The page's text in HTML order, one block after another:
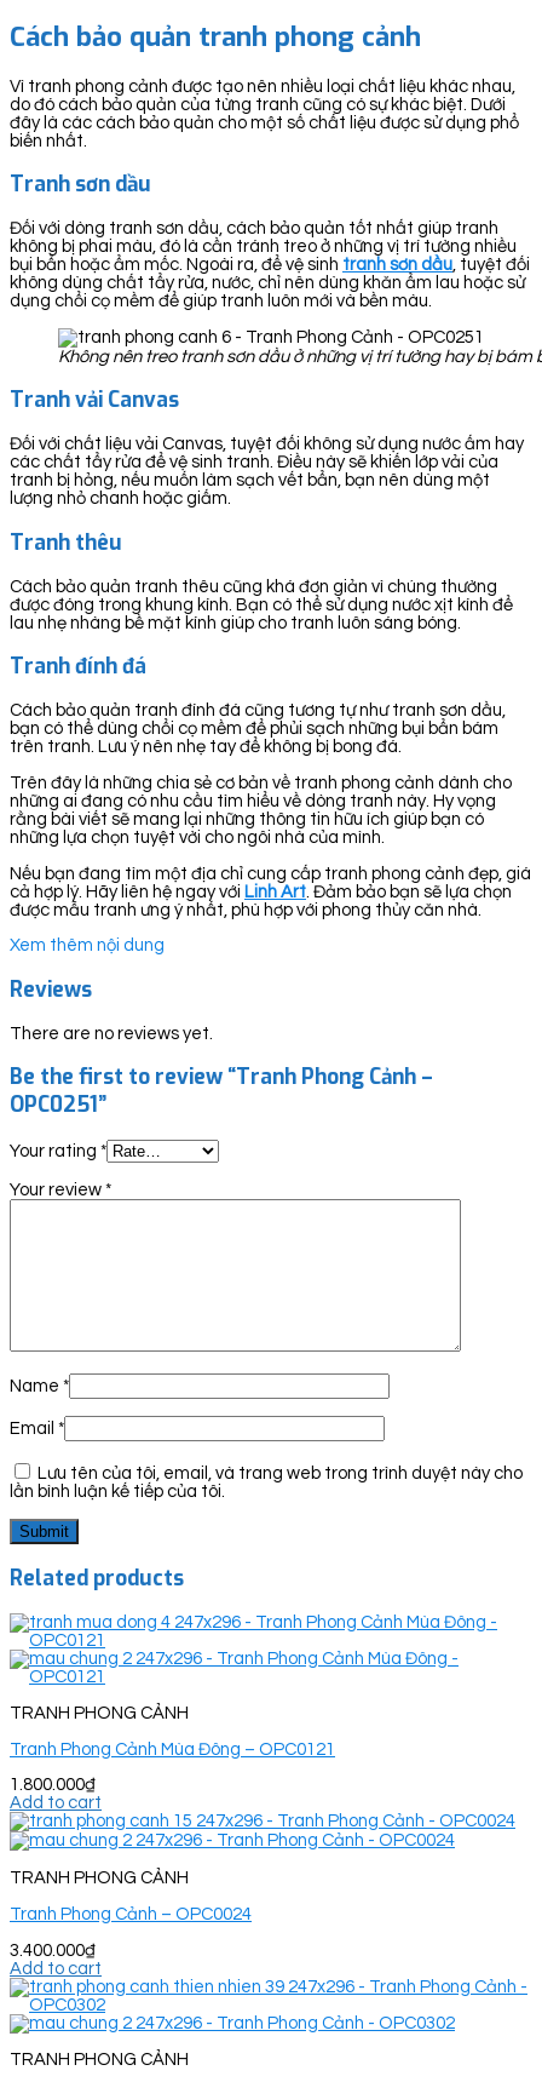
Cách bảo quản tranh phong cảnh
Vì tranh phong cảnh được tạo nên nhiều loại chất liệu khác nhau,
do đó cách bảo quản của từng tranh cũng có sự khác biệt. Dưới
đây là các cách bảo quản cho một số chất liệu được sử dụng phổ
biến nhất.
Tranh sơn dầu
Đối với dòng tranh sơn dầu, cách bảo quản tốt nhất giúp tranh
không bị phai màu, đó là cần tránh treo ở những vị trí tường nhiều
bụi bẩn hoặc ẩm mốc. Ngoài ra, để vệ sinh tranh sơn dầu, tuyệt đối
không dùng chất tẩy rửa, nước, chỉ nên dùng khăn ẩm lau hoặc sử
dụng chổi cọ mềm để giúp tranh luôn mới và bền màu.
Không nên treo tranh sơn dầu ở những vị trí tường hay bị bám
Tranh vải Canvas
Đối với chất liệu vải Canvas, tuyệt đối không sử dụng nước ấm hay
các chất tẩy rửa để vệ sinh tranh. Điều này sẽ khiến lớp vải của
tranh bị hỏng, nếu muốn làm sạch vết bẩn, bạn nên dùng một
lượng nhỏ chanh hoặc giấm.
Tranh thêu
Cách bảo quản tranh thêu cũng khá đơn giản vì chúng thường
được đóng trong khung kính. Bạn có thể sử dụng nước xịt kính để
lau nhẹ nhàng bề mặt kính giúp cho tranh luôn sáng bóng.
Tranh đính đá
Cách bảo quản tranh đính đá cũng tương tự như tranh sơn dầu,
bạn có thể dùng chổi cọ mềm để phủi sạch những bụi bẩn bám
trên tranh. Lưu ý nên nhẹ tay để không bị bong đá.
Trên đây là những chia sẻ cơ bản về tranh phong cảnh dành cho
những ai đang có nhu cầu tìm hiểu về dòng tranh này. Hy vọng
rằng bài viết sẽ mang lại những thông tin hữu ích giúp bạn có
những lựa chọn tuyệt vời cho ngôi nhà của mình.
Nếu bạn đang tìm một địa chỉ cung cấp tranh phong cảnh đẹp, giá
cả hợp lý. Hãy liên hệ ngay với Linh Art . Đảm bảo bạn sẽ lựa chọn
được mẫu tranh ưng ý nhất, phù hợp với phong thủy căn nhà.
Xem thêm nội dung
Reviews
There are no reviews yet.
Be the first to review “Tranh Phong Cảnh –
OPC0251”
Your rating *
Your review *
Name *
Email *
Lưu tên của tôi, email, và trang web trong trình duyệt này cho
lần bình luận kế tiếp của tôi.
Related products
TRANH PHONG CẢNH
Tranh Phong Cảnh Mùa Đông – OPC0121
1.800.000₫
Add to cart
TRANH PHONG CẢNH
Tranh Phong Cảnh – OPC0024
3.400.000₫
Add to cart
TRANH PHONG CẢNH